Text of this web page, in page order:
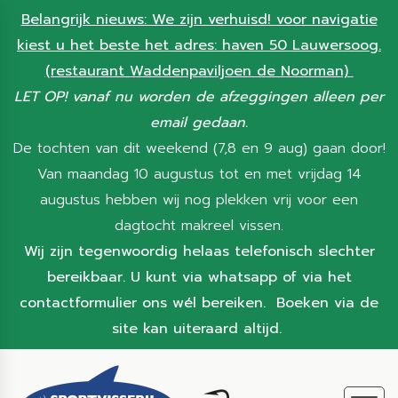
Belangrijk nieuws: We zijn verhuisd! voor navigatie
kiest u het beste het adres: haven 50 Lauwersoog.
(restaurant Waddenpaviljoen de Noorman)
LET OP! vanaf nu worden de afzeggingen alleen per
email gedaan.
De tochten van dit weekend (7,8 en 9 aug) gaan door!
Van maandag 10 augustus tot en met vrijdag 14
augustus hebben wij nog plekken vrij voor een
dagtocht makreel vissen.
Wij zijn tegenwoordig helaas telefonisch slechter
bereikbaar. U kunt via whatsapp of via het
contactformulier ons wél bereiken. Boeken via de
site kan uiteraard altijd.